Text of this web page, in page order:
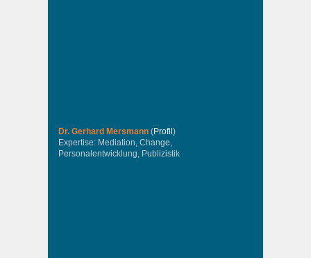
Dr. Gerhard Mersmann (Profil )
Expertise: Mediation, Change,
Personalentwicklung, Publizistik